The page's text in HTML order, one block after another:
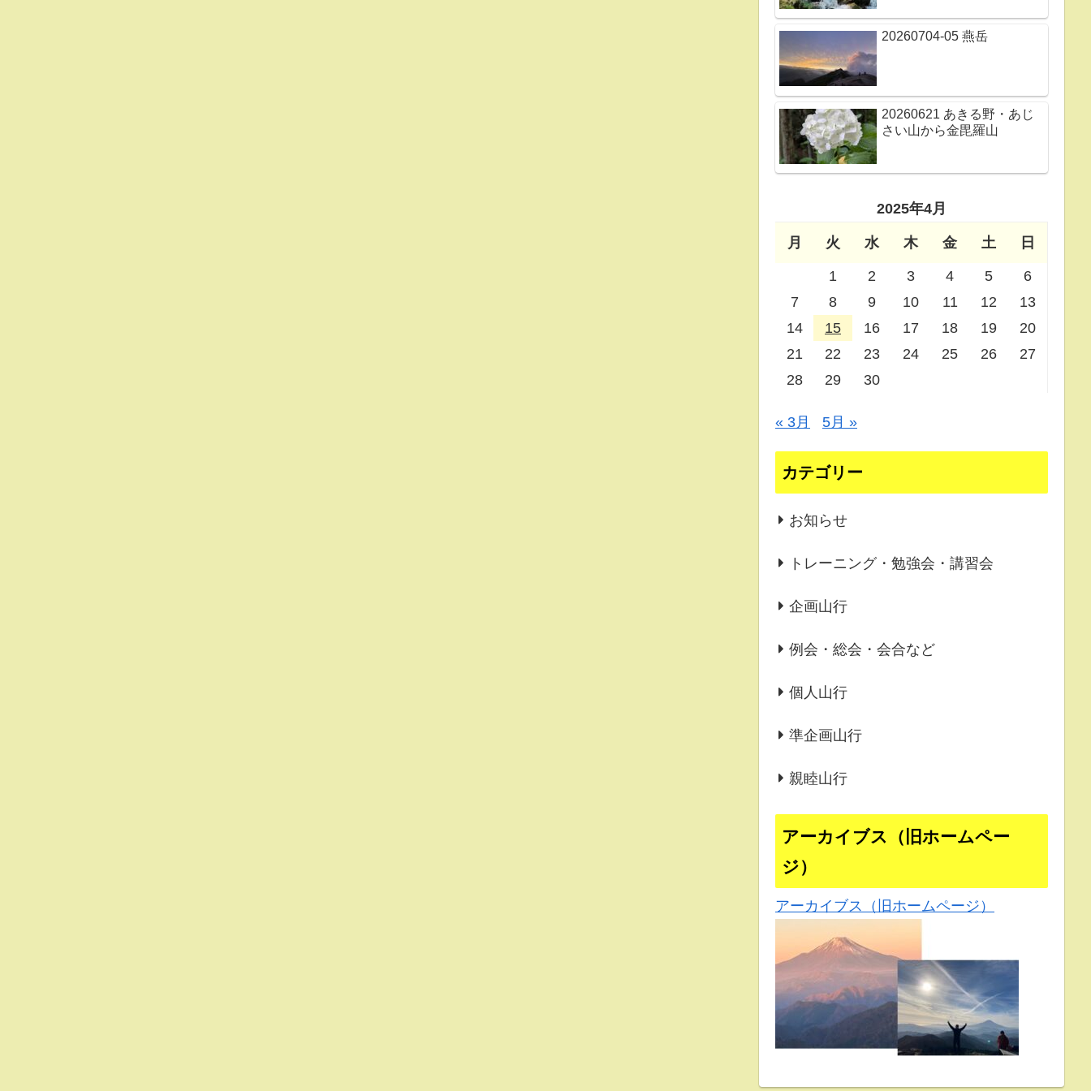
20260704-05 燕岳
20260621 あきる野・あじ
さい山から金毘羅山
2025年4月
月 火 水 木 金 土 日
1 2 3 4 5
6
7
8 9 10 11 12
13
14
15 16 17 18 19
20
21
22 23 24 25 26
27
28
29 30
« 3月 5月 »
カテゴリー
お知らせ
トレーニング・勉強会・講習会
企画山行
例会・総会・会合など
個人山行
準企画山行
親睦山行
アーカイブス（旧ホームペー
ジ）
アーカイブス（旧ホームページ）